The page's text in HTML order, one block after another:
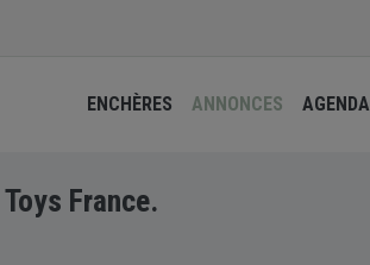
ENCHÈRES ANNONCES AGENDA
France.